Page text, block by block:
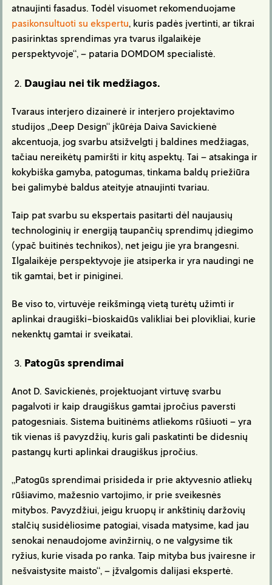
atnaujinti fasadus. Todėl visuomet rekomenduojame
pasikonsultuoti su ekspertu, kuris padės įvertinti, ar tikrai
pasirinktas sprendimas yra tvarus ilgalaikėje
perspektyvoje“, – pataria DOMDOM specialistė.
Daugiau nei tik medžiagos.
Tvaraus interjero dizainerė ir interjero projektavimo
studijos „Deep Design“ įkūrėja Daiva Savickienė
akcentuoja, jog svarbu atsižvelgti į baldines medžiagas,
tačiau nereikėtų pamiršti ir kitų aspektų. Tai – atsakinga ir
kokybiška gamyba, patogumas, tinkama baldų priežiūra
bei galimybė baldus ateityje atnaujinti tvariau.
Taip pat svarbu su ekspertais pasitarti dėl naujausių
technologinių ir energiją taupančių sprendimų įdiegimo
(ypač buitinės technikos), net jeigu jie yra brangesni.
Ilgalaikėje perspektyvoje jie atsiperka ir yra naudingi ne
tik gamtai, bet ir piniginei.
Be viso to, virtuvėje reikšmingą vietą turėtų užimti ir
aplinkai draugiški-bioskaidūs valikliai bei plovikliai, kurie
nekenktų gamtai ir sveikatai.
Patogūs sprendimai
Anot D. Savickienės, projektuojant virtuvę svarbu
pagalvoti ir kaip draugiškus gamtai įpročius paversti
patogesniais. Sistema buitinėms atliekoms rūšiuoti – yra
tik vienas iš pavyzdžių, kuris gali paskatinti be didesnių
pastangų kurti aplinkai draugiškus įpročius.
„Patogūs sprendimai prisideda ir prie aktyvesnio atliekų
rūšiavimo, mažesnio vartojimo, ir prie sveikesnės
mitybos. Pavyzdžiui, jeigu kruopų ir ankštinių daržovių
stalčių susidėliosime patogiai, visada matysime, kad jau
senokai nenaudojome avinžirnių, o ne valgysime tik
ryžius, kurie visada po ranka. Taip mityba bus įvairesne ir
nešvaistysite maisto“, – įžvalgomis dalijasi ekspertė.